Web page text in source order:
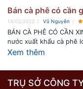
Bán cà phê có cần
14/02/2022 Vũ Nguyễn
BÁN CÀ PHÊ CÓ CẦN
nước xuất khẩu cà phê
Xem thêm
TRỤ SỞ CÔNG